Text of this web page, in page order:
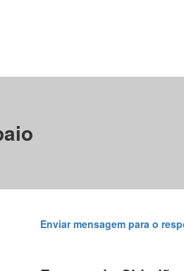
Enviar mensagem para o